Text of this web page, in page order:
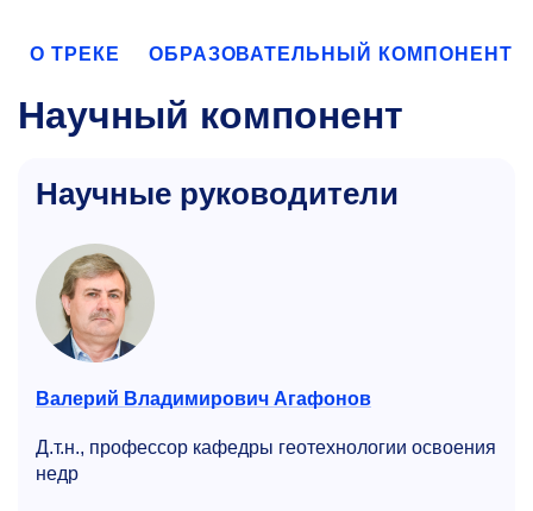
О ТРЕКЕ ОБРАЗОВАТЕЛЬНЫЙ КОМПОНЕНТ
Научный компонент
Научные руководители
Валерий Владимирович Агафонов
Д.т.н., профессор кафедры геотехнологии освоения
недр